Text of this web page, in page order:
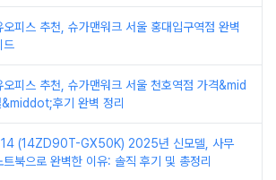
오피스 추천, 슈가맨워크 서울 홍대입구역점 완벽
드
오피스 추천, 슈가맨워크 서울 천호역점 가격&mid
후기 완벽 정리
14 (14ZD90T-GX50K) 2025년 신모델, 사무
트북으로 완벽한 이유: 솔직 후기 및 총정리